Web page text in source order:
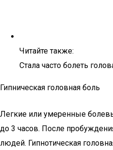
Читайте также:
Стала часто болеть
Гипническая головная боль
Легкие или умеренные
до 3 часов. После
людей. Гипнотическая